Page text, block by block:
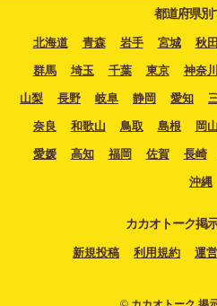
都道府県別
北海道 青森 岩手 宮城 秋田
群馬 埼玉 千葉 東京 神奈川
山梨 長野 岐阜 静岡 愛知
奈良 和歌山 鳥取 島根 岡山
愛媛 高知 福岡 佐賀 長崎
沖縄
カカオトーク掲
新規投稿 利用規約 運